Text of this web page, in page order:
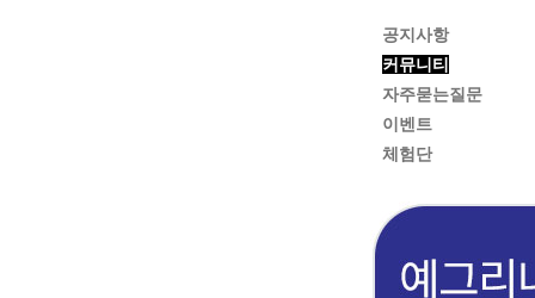
공지사항
커뮤니티
자주묻는질문
이벤트
체험단